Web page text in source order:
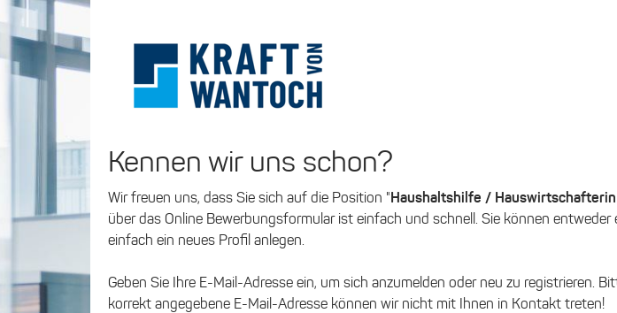
Kennen wir uns schon?
Wir freuen uns, dass Sie sich auf die Position " Haushaltshilfe /
über das Online Bewerbungsformular ist einfach und schnell. Sie können
einfach ein neues Profil anlegen.
Geben Sie Ihre E-Mail-Adresse ein, um sich anzumelden oder neu zu registrieren.
korrekt angegebene E-Mail-Adresse können wir nicht mit Ihnen in Kontakt treten!